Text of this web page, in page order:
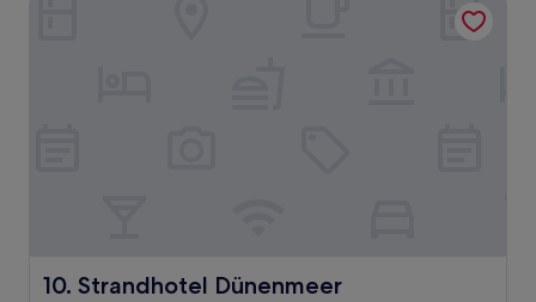
10. Strandhotel Dünenmeer
Strandhotel Dünenmeer